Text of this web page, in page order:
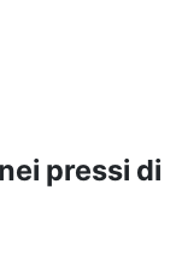
pressi di